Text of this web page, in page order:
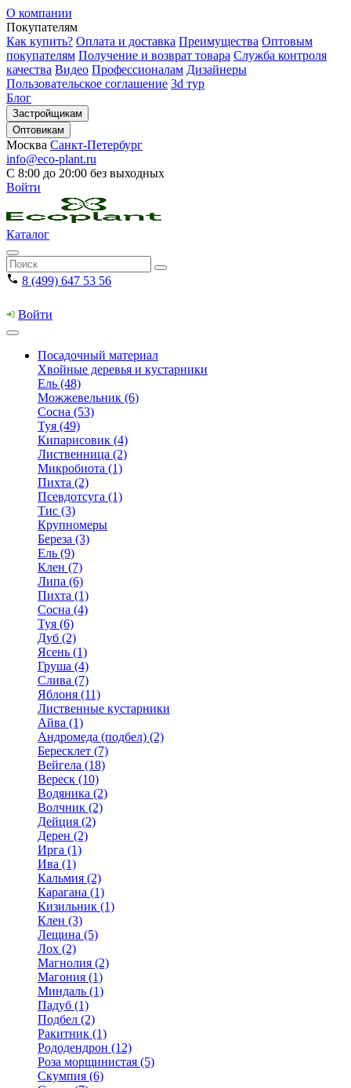
О компании
Покупателям
Как купить? Оплата и доставка Преимущества Оптовым
покупателям Получение и возврат товара Служба контроля
качества Видео Профессионалам Дизайнеры
Пользовательское соглашение 3d тур
Блог
Застройщикам
Оптовикам
Москва Санкт-Петербург
info@eco-plant.ru
С 8:00 до 20:00 без выходных
Войти
Каталог
8 (499) 647 53 56
Войти
Посадочный материал
Хвойные деревья и кустарники
Ель (48)
Можжевельник (6)
Сосна (53)
Туя (49)
Кипарисовик (4)
Лиственница (2)
Микробиота (1)
Пихта (2)
Псевдотсуга (1)
Тис (3)
Крупномеры
Береза (3)
Ель (9)
Клен (7)
Липа (6)
Пихта (1)
Сосна (4)
Туя (6)
Дуб (2)
Ясень (1)
Груша (4)
Слива (7)
Яблоня (11)
Лиственные кустарники
Айва (1)
Андромеда (подбел) (2)
Бересклет (7)
Вейгела (18)
Вереск (10)
Водяника (2)
Волчник (2)
Дейция (2)
Дерен (2)
Ирга (1)
Ива (1)
Кальмия (2)
Карагана (1)
Кизильник (1)
Клен (3)
Лещина (5)
Лох (2)
Магнолия (2)
Магония (1)
Миндаль (1)
Падуб (1)
Подбел (2)
Ракитник (1)
Рододендрон (12)
Роза морщинистая (5)
Скумпия (6)